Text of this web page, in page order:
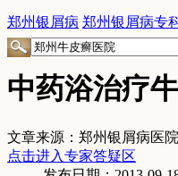
郑州银屑病 郑州银屑病专
中药浴治疗
文章来源：郑州银屑病医院
点击进入专家答疑区